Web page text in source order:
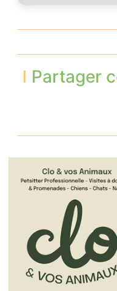
Partager